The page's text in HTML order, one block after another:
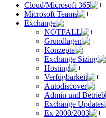
Cloud/Microsoft 365
Microsoft Teams
Exchange
NOTFALL
Grundlagen
Konzepte
Exchange Sizing
Hosting
Verfügbarkeit
Autodiscover
Admin und Betrieb
Exchange Updates
Ex 2000/2003